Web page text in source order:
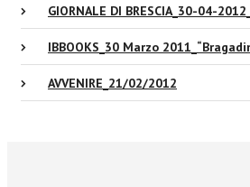
GIORNALE DI BRESCIA_30-04-
IBBOOKS_30 Marzo
AVVENIRE_21/02/2012